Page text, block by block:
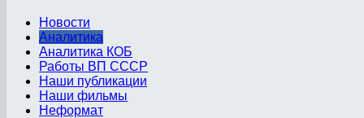
Новости
Аналитика
Аналитика КОБ
Работы ВП СССР
Наши публикации
Наши фильмы
Неформат